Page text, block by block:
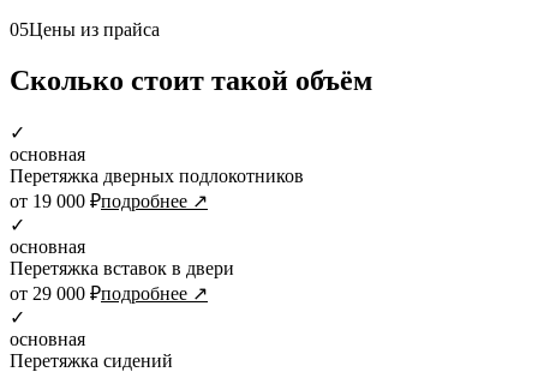
05Цены из прайса
Сколько стоит такой объём
✓
основная
Перетяжка дверных подлокотников
от 19 000 ₽подробнее ↗
✓
основная
Перетяжка вставок в двери
от 29 000 ₽подробнее ↗
✓
основная
Перетяжка сидений